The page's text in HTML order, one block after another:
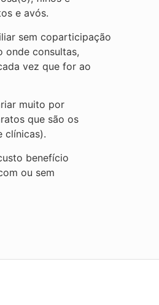
e avós.
sem coparticipação
onde consultas,
vez que for ao
muito por
que são os
clínicas).
benefício
ou sem